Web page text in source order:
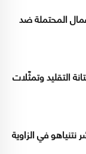
المحتملة ضد
التقليد وتمثّلات
في الزاوية